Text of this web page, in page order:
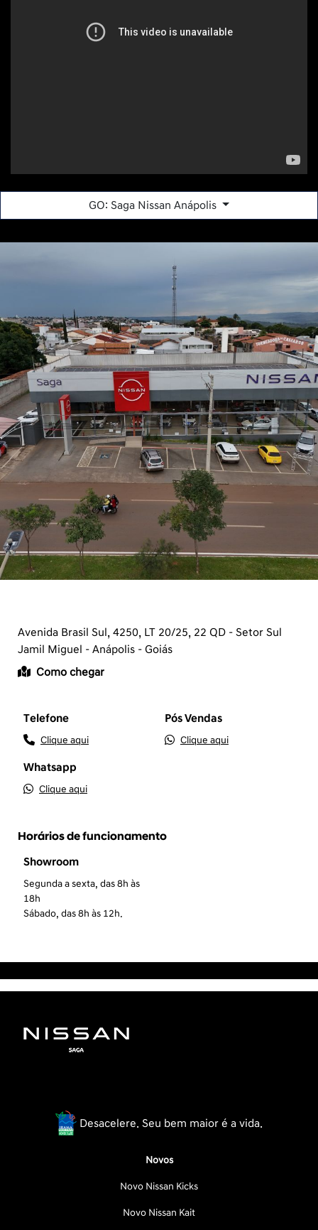
Avenida Brasil Sul, 4250, LT 20/25, 22 QD - Setor Sul
Jamil Miguel - Anápolis - Goiás
Como chegar
Telefone
Clique aqui
Pós Vendas
Clique aqui
Whatsapp
Clique aqui
Horários de funcionamento
Showroom
Segunda a sexta, das 8h às
18h
Desacelere. Seu bem maior é a vida.
Novos
Novo Nissan Kicks
Novo Nissan Kait